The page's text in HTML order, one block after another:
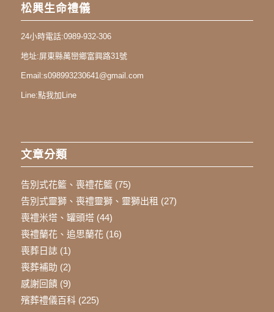
松興生命禮儀
24小時電話:0989-932-306
地址:屏東縣萬巒鄉富興路31號
Email:s098993230641@gmail.com
Line:點我加Line
文章分類
告別式花籃、喪禮花籃(75)
告別式靈獅、喪禮靈獅、靈獅出租 (27)
喪禮米塔、罐頭塔(44)
喪禮蘭花、追思蘭花(16)
喪葬日誌(1)
喪葬補助 (2)
感謝回饋(9)
殯葬禮儀百科(225)